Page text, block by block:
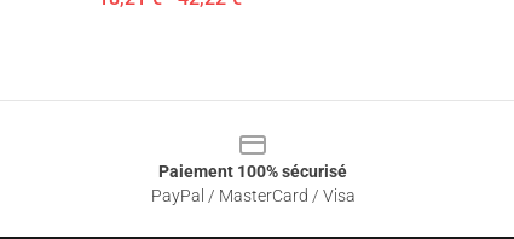
Paiement 100% sécurisé
PayPal / MasterCard / Visa